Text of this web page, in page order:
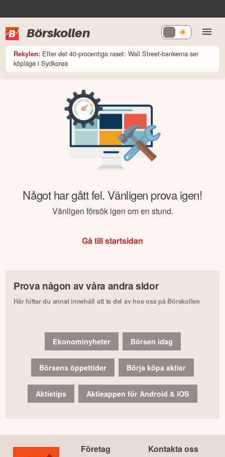
Börskollen
Rekylen: Efter det 40-procentiga raset: Wall Street-bankerna ser
köpläge i Sydkorea
Något har gått fel. Vänligen prova igen!
Vänligen försök igen om en stund.
Gå till startsidan
Prova någon av våra andra sidor
Här hittar du annat innehåll att ta del av hos oss på Börskollen
Ekonominyheter Börsen idag
Börsens öppettider Börja köpa aktier
Aktietips Aktieappen för Android & iOS
Företag Kontakta oss